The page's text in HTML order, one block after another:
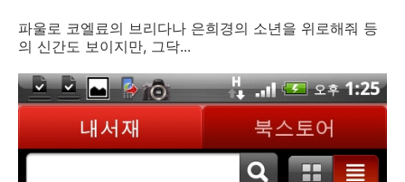
파울로 코엘료의 브리다나 은희경의 소년을 위로해줘 등
의 신간도 보이지만, 그닥...